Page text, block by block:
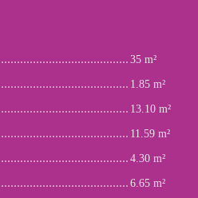
35 m²
1.85 m²
13.10 m²
11.59 m²
4.30 m²
6.65 m²